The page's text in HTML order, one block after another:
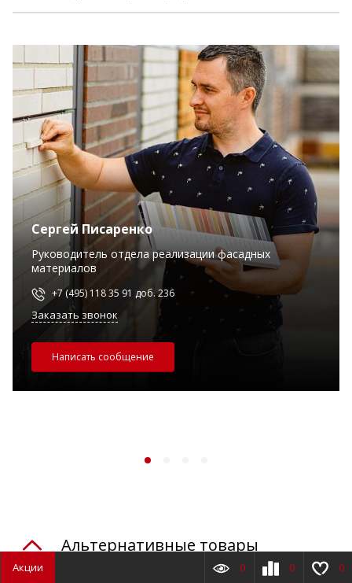
Сергей Писаренко
Руководитель отдела реализации фасадных
материалов
+7 (495) 118 35 91 доб. 236
Заказать звонок
Написать сообщение
Альтернативные товары
Акции 0 0 0